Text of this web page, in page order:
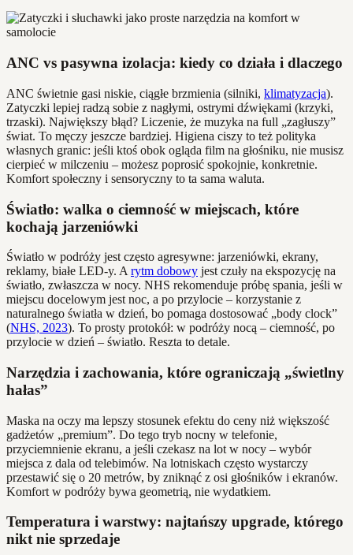
ANC vs pasywna izolacja: kiedy co działa i dlaczego
ANC świetnie gasi niskie, ciągłe brzmienia (silniki, klimatyzacja).
Zatyczki lepiej radzą sobie z nagłymi, ostrymi dźwiękami (krzyki,
trzaski). Największy błąd? Liczenie, że muzyka na full „zagłuszy”
świat. To męczy jeszcze bardziej. Higiena ciszy to też polityka
własnych granic: jeśli ktoś obok ogląda film na głośniku, nie musisz
cierpieć w milczeniu – możesz poprosić spokojnie, konkretnie.
Komfort społeczny i sensoryczny to ta sama waluta.
Światło: walka o ciemność w miejscach, które
kochają jarzeniówki
Światło w podróży jest często agresywne: jarzeniówki, ekrany,
reklamy, białe LED-y. A rytm dobowy jest czuły na ekspozycję na
światło, zwłaszcza w nocy. NHS rekomenduje próbę spania, jeśli w
miejscu docelowym jest noc, a po przylocie – korzystanie z
naturalnego światła w dzień, bo pomaga dostosować „body clock”
(NHS, 2023). To prosty protokół: w podróży nocą – ciemność, po
przylocie w dzień – światło. Reszta to detale.
Narzędzia i zachowania, które ograniczają „świetlny
hałas”
Maska na oczy ma lepszy stosunek efektu do ceny niż większość
gadżetów „premium”. Do tego tryb nocny w telefonie,
przyciemnienie ekranu, a jeśli czekasz na lot w nocy – wybór
miejsca z dala od telebimów. Na lotniskach często wystarczy
przestawić się o 20 metrów, by zniknąć z osi głośników i ekranów.
Komfort w podróży bywa geometrią, nie wydatkiem.
Temperatura i warstwy: najtańszy upgrade, którego
nikt nie sprzedaje